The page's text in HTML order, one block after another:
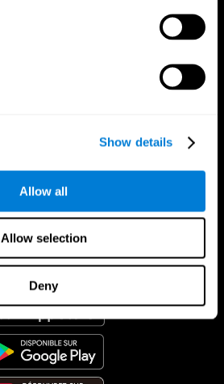
Show details
Allow all
Allow selection
Deny
App CogniFit